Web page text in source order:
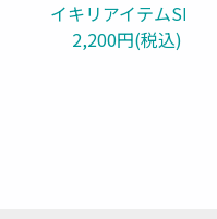
イキリアイテムSET
2,200円(税込)